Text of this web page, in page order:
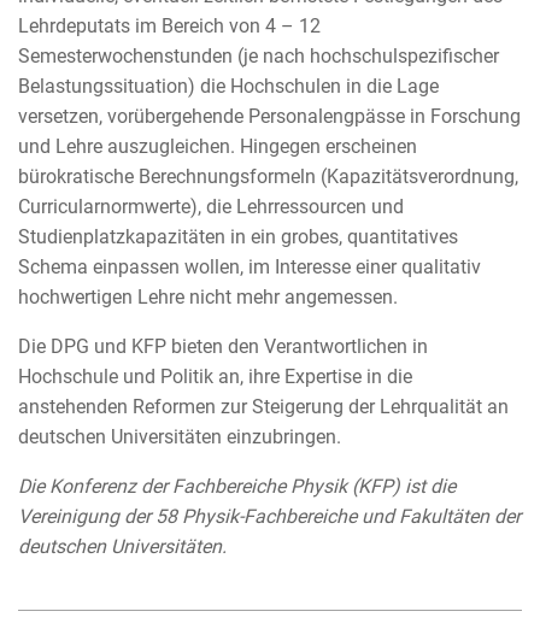
Lehrdeputats im Bereich von 4 – 12
Semesterwochenstunden (je nach hochschulspezifischer
Belastungssituation) die Hochschulen in die Lage
versetzen, vorübergehende Personalengpässe in Forschung
und Lehre auszugleichen. Hingegen erscheinen
bürokratische Berechnungsformeln (Kapazitätsverordnung,
Curricularnormwerte), die Lehrressourcen und
Studienplatzkapazitäten in ein grobes, quantitatives
Schema einpassen wollen, im Interesse einer qualitativ
hochwertigen Lehre nicht mehr angemessen.
Die DPG und KFP bieten den Verantwortlichen in
Hochschule und Politik an, ihre Expertise in die
anstehenden Reformen zur Steigerung der Lehrqualität an
deutschen Universitäten einzubringen.
Die Konferenz der Fachbereiche Physik (KFP) ist die
Vereinigung der 58 Physik-Fachbereiche und Fakultäten der
deutschen Universitäten.